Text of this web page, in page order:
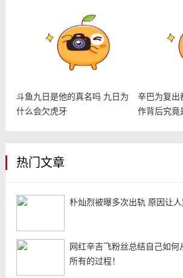
斗鱼九日是他的真名吗 九日为
什么会欠虎牙
辛巴为复出
作背后究竟
热门文章
朴灿烈被曝多次出轨 原因让
网红辛吉飞粉丝总结自己如何
所有的过程！